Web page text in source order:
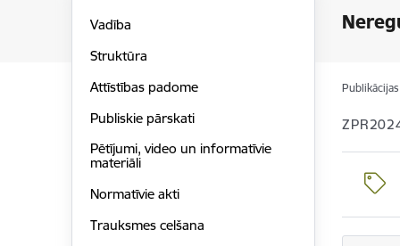
Vadība
Struktūra
Attīstības padome
Publiskie pārskati
Pētījumi, video un informatīvie
materiāli
Normatīvie akti
Trauksmes celšana